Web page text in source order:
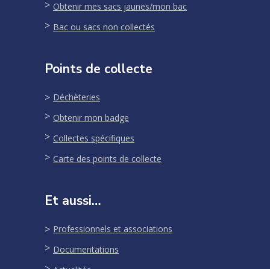
Obtenir mes sacs jaunes/mon bac
Bac ou sacs non collectés
Points de collecte
Déchèteries
Obtenir mon badge
Collectes spécifiques
Carte des points de collecte
Et aussi…
Professionnels et associations
Documentations